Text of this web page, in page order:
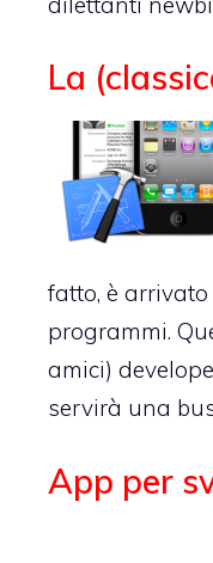
La
fatto, è
programmi.
amici)
servirà una
App per